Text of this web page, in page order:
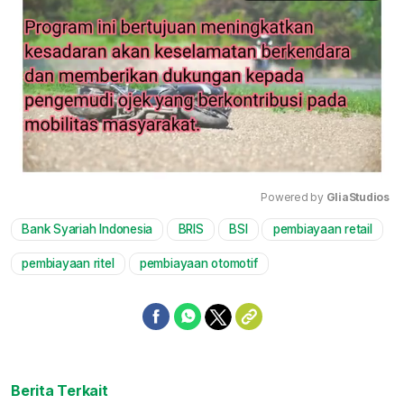
Mute
Powered by GliaStudios
Bank Syariah Indonesia BRIS BSI pembiayaan retail
pembiayaan ritel pembiayaan otomotif
Berita Terkait